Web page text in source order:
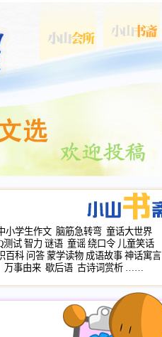
小学生作文 脑筋急转弯 童话大世界
测试 智力 谜语 童谣 绕口令 儿童笑话
百科 问答 蒙学读物 成语故事 神话寓言
万事由来 歇后语 古诗词赏析 ……